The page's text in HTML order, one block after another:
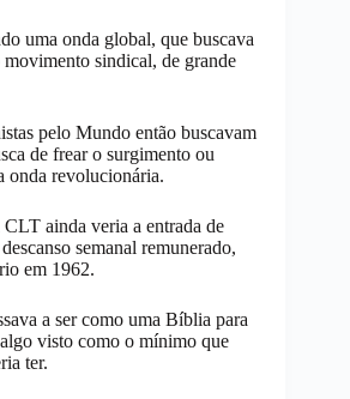
uma onda global, que buscava
sindical, de grande
pelo Mundo então buscavam
de frear o surgimento ou
onda revolucionária.
CLT ainda veria a entrada de
semanal remunerado,
em 1962.
a ser como uma Bíblia para
visto como o mínimo que
ter.